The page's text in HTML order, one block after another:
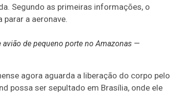
Segundo as primeiras informações, o
a aeronave.
de pequeno porte no Amazonas —
agora aguarda a liberação do corpo pelo
possa ser sepultado em Brasília, onde ele